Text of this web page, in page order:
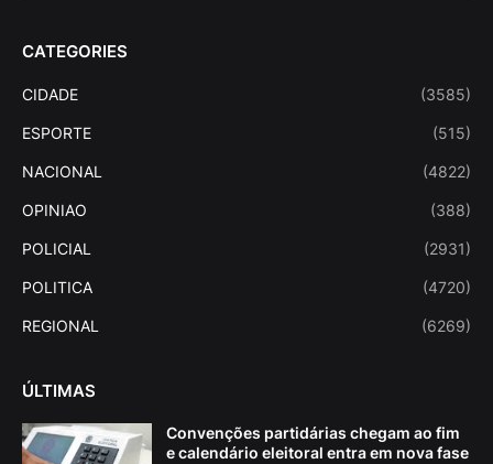
CATEGORIES
CIDADE (3585)
ESPORTE (515)
NACIONAL (4822)
OPINIAO (388)
POLICIAL (2931)
POLITICA (4720)
REGIONAL (6269)
ÚLTIMAS
Convenções partidárias chegam ao fim
e calendário eleitoral entra em nova fase